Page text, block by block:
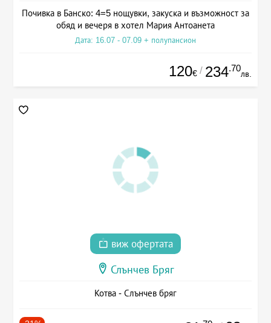
Почивка в Банско: 4=5 нощувки, закуска и възможност за
обяд и вечеря в хотел Мария Антоанета
Дата: 16.07 - 07.09 + полупансион
120€ / 234.70
лв.
виж офертата
Слънчев Бряг
Котва - Слънчев бряг